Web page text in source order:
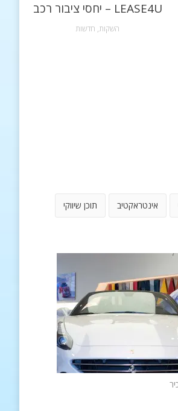
LEASE4U – יחסי ציבור רכב
השקות, חדשות
אינטראקטיב תוכן שיווקי